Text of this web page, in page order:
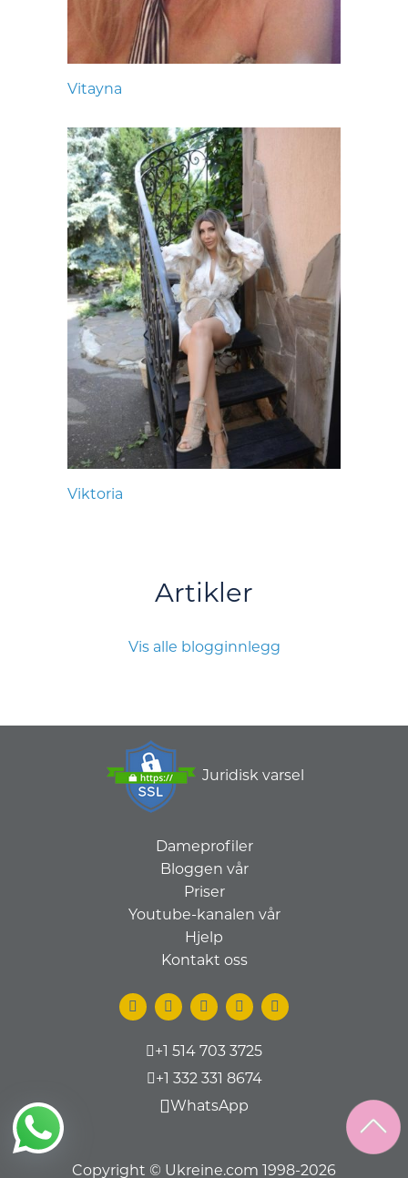
Vitayna
Viktoria
Artikler
Vis alle blogginnlegg
Juridisk varsel
Dameprofiler
Bloggen vår
Priser
Youtube-kanalen vår
Hjelp
Kontakt oss
+1 514 703 3725
+1 332 331 8674
WhatsApp
Copyright © Ukreine.com 1998-2026